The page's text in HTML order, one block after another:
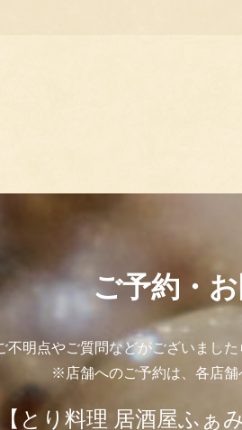
ご予約・
不明点やご質問などがございまし
※店舗へのご予約は、各店舗
【とり料理 居酒屋ふぁ